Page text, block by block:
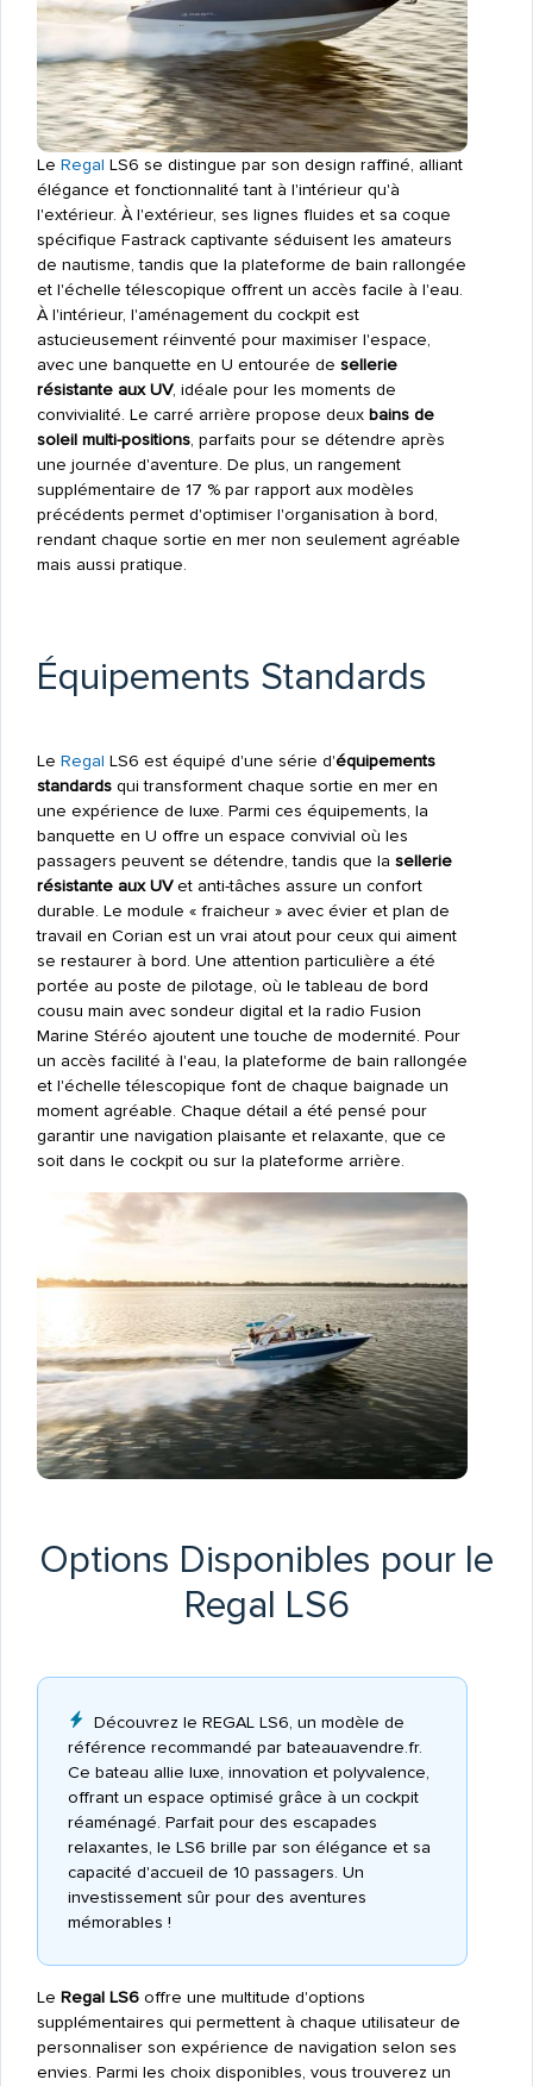
Le Regal LS6 se distingue par son design raffiné, alliant
élégance et fonctionnalité tant à l'intérieur qu'à
l'extérieur. À l'extérieur, ses lignes fluides et sa coque
spécifique Fastrack captivante séduisent les amateurs
de nautisme, tandis que la plateforme de bain rallongée
et l'échelle télescopique offrent un accès facile à l'eau.
À l'intérieur, l'aménagement du cockpit est
astucieusement réinventé pour maximiser l'espace,
avec une banquette en U entourée de sellerie
résistante aux UV, idéale pour les moments de
convivialité. Le carré arrière propose deux bains de
soleil multi-positions, parfaits pour se détendre après
une journée d'aventure. De plus, un rangement
supplémentaire de 17 % par rapport aux modèles
précédents permet d'optimiser l'organisation à bord,
rendant chaque sortie en mer non seulement agréable
mais aussi pratique.
Équipements Standards
Le Regal LS6 est équipé d'une série d'équipements
standardsqui transforment chaque sortie en mer en
une expérience de luxe. Parmi ces équipements, la
banquette en U offre un espace convivial où les
passagers peuvent se détendre, tandis que la sellerie
résistante aux UVet anti-tâches assure un confort
durable. Le module « fraicheur » avec évier et plan de
travail en Corian est un vrai atout pour ceux qui aiment
se restaurer à bord. Une attention particulière a été
portée au poste de pilotage, où le tableau de bord
cousu main avec sondeur digital et la radio Fusion
Marine Stéréo ajoutent une touche de modernité. Pour
un accès facilité à l'eau, la plateforme de bain rallongée
et l'échelle télescopique font de chaque baignade un
moment agréable. Chaque détail a été pensé pour
garantir une navigation plaisante et relaxante, que ce
soit dans le cockpit ou sur la plateforme arrière.
Options Disponibles pour le
Regal LS6
Découvrez le REGAL LS6, un modèle de
référence recommandé par bateauavendre.fr.
Ce bateau allie luxe, innovation et polyvalence,
offrant un espace optimisé grâce à un cockpit
réaménagé. Parfait pour des escapades
relaxantes, le LS6 brille par son élégance et sa
capacité d'accueil de 10 passagers. Un
investissement sûr pour des aventures
mémorables !
Le Regal LS6offre une multitude d'options
supplémentaires qui permettent à chaque utilisateur de
personnaliser son expérience de navigation selon ses
envies. Parmi les choix disponibles, vous trouverez un